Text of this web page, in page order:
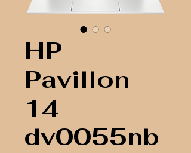
HP
Pavillon
14
dv0055nb